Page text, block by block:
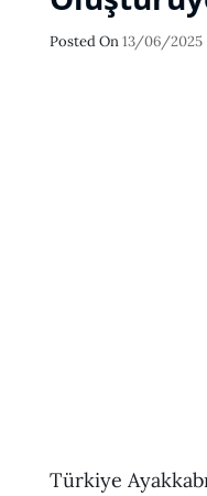
Posted OnPosted
13/06/2025
Türkiye